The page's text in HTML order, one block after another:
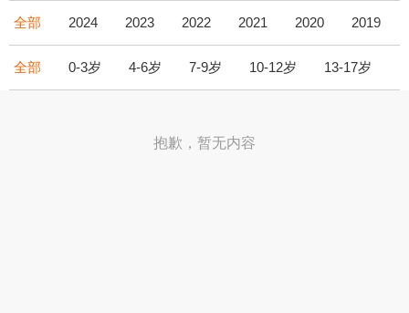
全部 2024 2023 2022 2021 2020 2019
全部 0-3岁 4-6岁 7-9岁 10-12岁 13-17岁
抱歉，暂无内容